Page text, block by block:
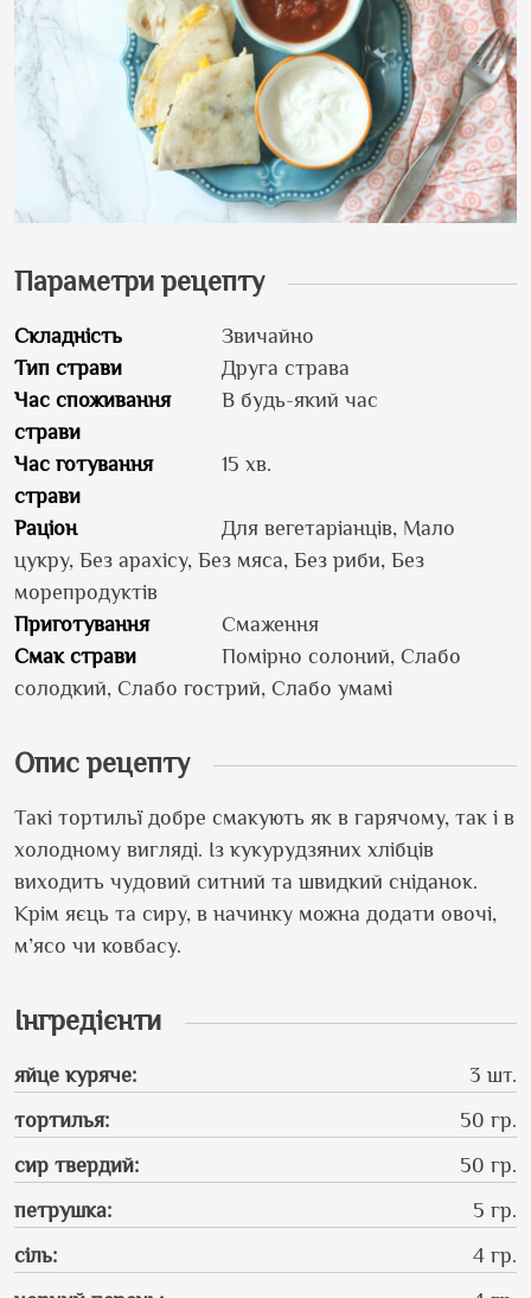
Параметри рецепту
Складність
Звичайно
Тип страви
Друга страва
Час споживання
страви
В будь-який час
Час готування
страви
15 хв.
Раціон
Для вегетаріанців, Мало
цукру, Без арахісу, Без мяса, Без риби, Без
морепродуктів
Приготування
Смаження
Смак страви
Помірно солоний, Слабо
солодкий, Слабо гострий, Слабо умамі
Опис рецепту
Такі тортильї добре смакують як в гарячому, так і в
холодному вигляді. Із кукурудзяних хлібців
виходить чудовий ситний та швидкий сніданок.
Крім яєць та сиру, в начинку можна додати овочі,
м’ясо чи ковбасу.
Інгредієнти
яйце куряче:
3 шт.
тортилья:
50 гр.
сир твердий:
50 гр.
петрушка:
5 гр.
сіль:
4 гр.